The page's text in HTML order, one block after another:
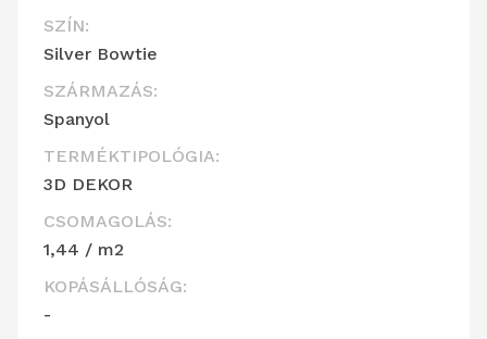
SZÍN:
Silver Bowtie
SZÁRMAZÁS:
Spanyol
TERMÉKTIPOLÓGIA:
3D DEKOR
CSOMAGOLÁS:
1,44 / m2
KOPÁSÁLLÓSÁG:
-